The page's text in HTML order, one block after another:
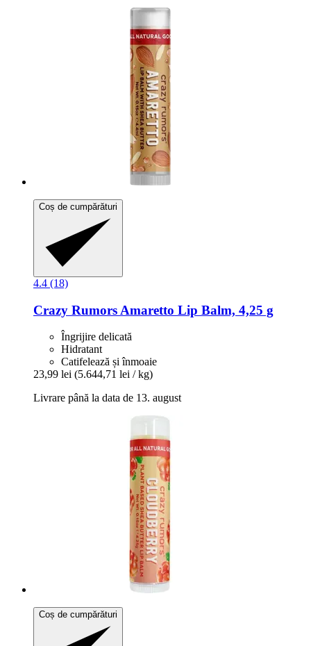
Coș de cumpărături
4.4 (18)
Crazy Rumors Amaretto Lip Balm, 4,25 g
Îngrijire delicată
Hidratant
Catifelează și înmoaie
23,99 lei (5.644,71 lei / kg)
Livrare până la data de 13. august
Coș de cumpărături